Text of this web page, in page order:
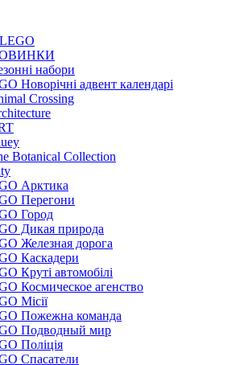
набори
Новорічні адвент календарі
Crossing
Botanical Collection
Арктика
Перегони
Город
Дикая природа
Железная дорога
Каскадери
Круті автомобілі
Космическое агенство
Місії
Пожежна команда
Подводный мир
Поліція
Спасатели